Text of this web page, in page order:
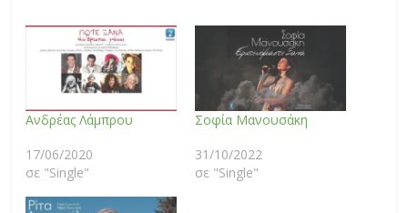
Ανδρέας Λάμπρου
17/06/2020
σε "Single"
Σοφία Μανουσάκη
31/10/2022
σε "Single"